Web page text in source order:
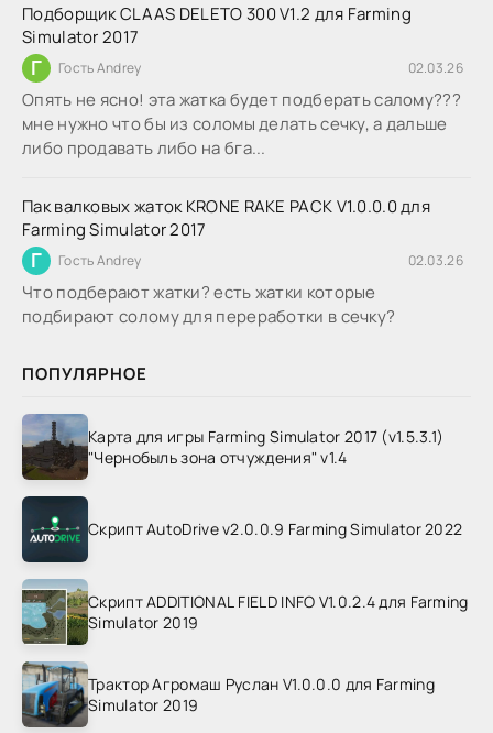
Подборщик CLAAS DELETO 300 V1.2 для Farming
Simulator 2017
Г Гость Andrey 02.03.26
Опять не ясно! эта жатка будет подберать салому???
мне нужно что бы из соломы делать сечку, а дальше
либо продавать либо на бга...
Пак валковых жаток KRONE RAKE PACK V1.0.0.0 для
Farming Simulator 2017
Г Гость Andrey 02.03.26
Что подберают жатки? есть жатки которые
подбирают солому для переработки в сечку?
ПОПУЛЯРНОЕ
Карта для игры Farming Simulator 2017 (v1.5.3.1)
"Чернобыль зона отчуждения" v1.4
Скрипт AutoDrive v2.0.0.9 Farming Simulator 2022
Скрипт ADDITIONAL FIELD INFO V1.0.2.4 для Farming
Simulator 2019
Трактор Агромаш Руслан V1.0.0.0 для Farming
Simulator 2019